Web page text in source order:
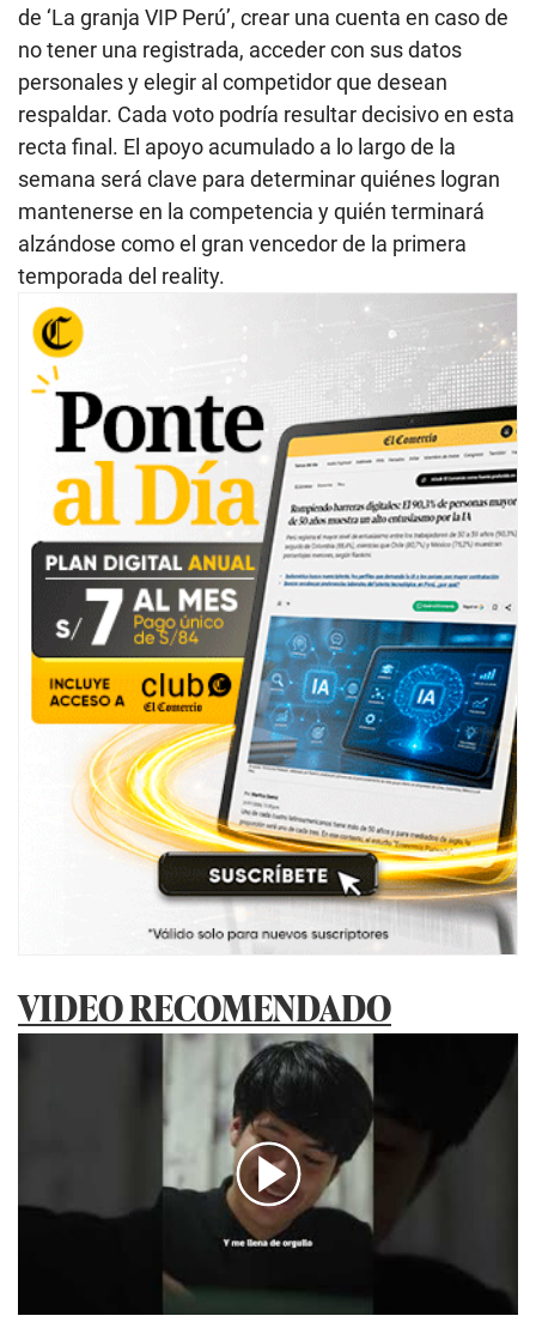
de ‘La granja VIP Perú’, crear una cuenta en caso de
no tener una registrada, acceder con sus datos
personales y elegir al competidor que desean
respaldar. Cada voto podría resultar decisivo en esta
recta final. El apoyo acumulado a lo largo de la
semana será clave para determinar quiénes logran
mantenerse en la competencia y quién terminará
alzándose como el gran vencedor de la primera
temporada del reality.
VIDEO RECOMENDADO
01:41